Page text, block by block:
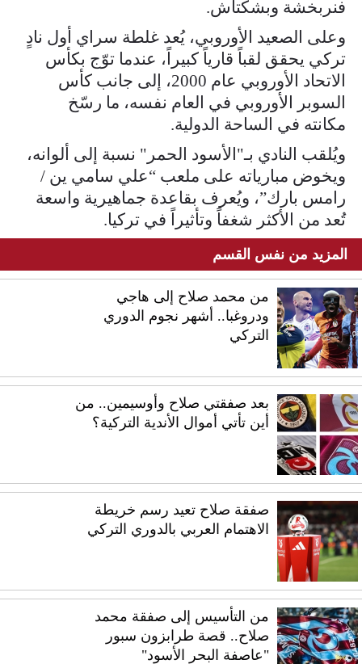
فنربخشة وبشكتاش.
وعلى الصعيد الأوروبي، يُعد غلطة سراي أول نادٍ
تركي يحقق لقباً قارياً كبيراً، عندما توّج بكأس
الاتحاد الأوروبي عام 2000، إلى جانب كأس
السوبر الأوروبي في العام نفسه، ما رسّخ
مكانته في الساحة الدولية.
ويُلقب النادي بـ"الأسود الحمر" نسبة إلى ألوانه،
ويخوض مبارياته على ملعب “علي سامي ين /
رامس بارك”، ويُعرف بقاعدة جماهيرية واسعة
تُعد من الأكثر شغفاً وتأثيراً في تركيا.
المزيد من نفس القسم
من محمد صلاح إلى هاجي
ودروغبا.. أشهر نجوم الدوري
التركي
بعد صفقتي صلاح وأوسيمين.. من
أين تأتي أموال الأندية التركية؟
صفقة صلاح تعيد رسم خريطة
الاهتمام العربي بالدوري التركي
من التأسيس إلى صفقة محمد
صلاح.. قصة طرابزون سبور
"عاصفة البحر الأسود"